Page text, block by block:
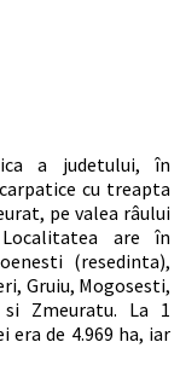
a judetului, în
cu treapta
pe valea râului
are în
(resedinta),
Gruiu, Mogosesti,
si Zmeuratu. La 1
era de 4.969 ha, iar